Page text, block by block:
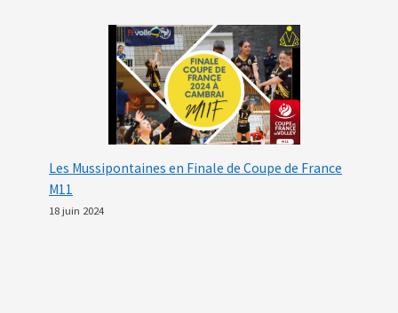
Les Mussipontaines en Finale de Coupe de France
M11
18 juin 2024